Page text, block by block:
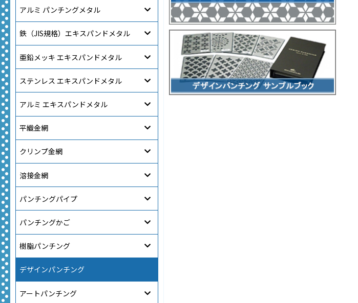
アルミ パンチングメタル
鉄（JIS規格）エキスパンドメタル
亜鉛メッキ エキスパンドメタル
ステンレス エキスパンドメタル
アルミ エキスパンドメタル
平織金網
クリンプ金網
溶接金網
パンチングパイプ
パンチングかご
樹脂パンチング
デザインパンチング
アートパンチング